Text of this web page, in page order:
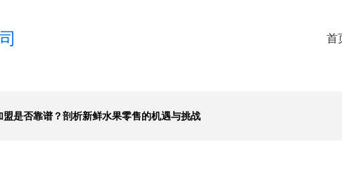
首
盟是否靠谱？剖析新鲜水果零售的机遇与挑战